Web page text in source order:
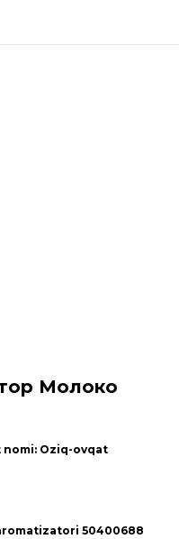
Молоко
Oziq-ovqat
50400688